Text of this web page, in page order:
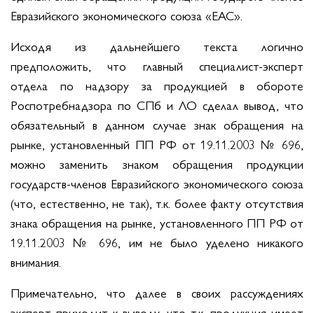
Евразийского экономического союза «ЕАС».
Исходя из дальнейшего текста логично
предположить, что главный специалист-эксперт
отдела по надзору за продукцией в обороте
Роспотребнадзора по СПб и ЛО сделал вывод, что
обязательный в данном случае знак обращения на
рынке, установленный ПП РФ от 19.11.2003 № 696,
можно заменить знаком обращения продукции
государств-членов Евразийского экономического союза
(что, естественно, не так), т.к. более факту отсутствия
знака обращения на рынке, установленного ПП РФ от
19.11.2003 № 696, им не было уделено никакого
внимания.
Примечательно, что далее в своих рассуждениях